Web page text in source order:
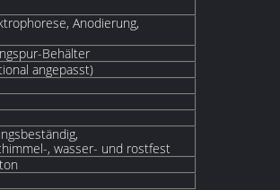
Anodierung,
Behälter
angepasst)
, wasser- und rostfest